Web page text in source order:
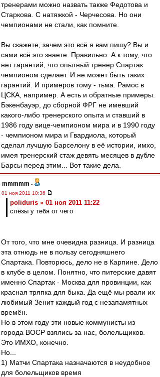
тренерами можно назвать также Федотова и
Старкова. С натяжкой - Черчесова. Но они
чемпионами не стали, как помните.
Вы скажете, зачем это всё я вам пишу? Вы и
сами всё это знаете. Правильно. А к тому, что
нет гарантий, что опытный тренер Спартак
чемпионом сделает. И не может быть таких
гарантий. И примеров тому - тьма. Рамос в
ЦСКА, например. А есть и обратные примеры.
Бэкенбауэр, до сборной ФРГ не имевший
какого-либо тренерского опыта и ставший в
1986 году вице-чемпионом мира и в 1990 году
- чемпионом мира и Гвардиола, который
сделал лучшую Барселону в её истории, имхо,
имея тренерский стаж девять месяцев в дубле
Барсы перед этим... Вот такие дела.
mmmmm -
01 ноя 2011 10:36
poliduris » 01 ноя 2011 11:22
слёзы у тебя от чего
От того, что мне очевидна разница. И разница
эта отнюдь не в пользу сегодняшнего
Спартака. Повторюсь, дело не в Карпине. Дело
в клубе в целом. Понятно, что питерские давят
именно Спартак - Москва для провинции, как
красная тряпка для быка. Да ещё мы рвали их
любимый Зенит каждый год с незапамятных
времён.
Но в этом году эти новые коммунисты из
города ВОСР взялись за нас, болельщиков.
Это ИМХО, конечно.
Но...
1) Матчи Спартака назначаются в неудобное
для болельщиков время